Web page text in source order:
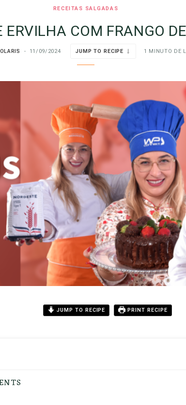
RECEITAS SALGADAS
ERVILHA COM FRANGO
11/09/2024 JUMP TO RECIPE 1 MINUTO DE
JUMP TO RECIPE PRINT RECIPE